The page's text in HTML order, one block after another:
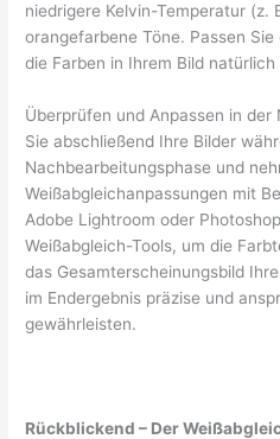
niedrigere Kelvin-Temperatur
orangefarbene Töne. Passen
die Farben in Ihrem Bild
Überprüfen und Anpassen in
Sie abschließend Ihre Bilder
Nachbearbeitungsphase und
Weißabgleichanpassungen mit
Adobe Lightroom oder
Weißabgleich-Tools, um die
das Gesamterscheinungsbild
im Endergebnis präzise und
gewährleisten.
Rückblickend – Der